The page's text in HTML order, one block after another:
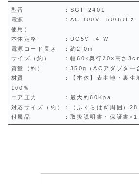
型番 ：SGF-2401
電源 ：AC 100V 50/60Hz 5W
使用）
本体定格 ：DC5V 4 W
電源コード長さ ：約2.0m
サイズ（約） ：幅60×奥行20×高さ
質量（約） ：350g（ACアダプター
材質 ：【本体】表生地・裏生地
100％
エア圧力 ：最大約60Kpa
対応サイズ（約）：（ふくらはぎ周囲）
付属品 ：取扱説明書・保証書×1、